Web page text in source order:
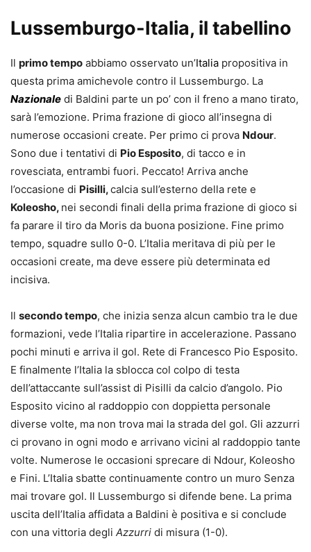
Lussemburgo-Italia, il tabellino
Il primo tempo abbiamo osservato un’Italia propositiva in
questa prima amichevole contro il Lussemburgo. La
Nazionale di Baldini parte un po’ con il freno a mano tirato,
sarà l’emozione. Prima frazione di gioco all’insegna di
numerose occasioni create. Per primo ci prova Ndour.
Sono due i tentativi di Pio Esposito, di tacco e in
rovesciata, entrambi fuori. Peccato! Arriva anche
l’occasione di Pisilli,calcia sull’esterno della rete e
Koleosho, nei secondi finali della prima frazione di gioco si
fa parare il tiro da Moris da buona posizione. Fine primo
tempo, squadre sullo 0-0. L’Italia meritava di più per le
occasioni create, ma deve essere più determinata ed
incisiva.
Il secondo tempo, che inizia senza alcun cambio tra le due
formazioni, vede l’Italia ripartire in accelerazione. Passano
pochi minuti e arriva il gol. Rete di Francesco Pio Esposito.
E finalmente l’Italia la sblocca col colpo di testa
dell’attaccante sull’assist di Pisilli da calcio d’angolo. Pio
Esposito vicino al raddoppio con doppietta personale
diverse volte, ma non trova mai la strada del gol. Gli azzurri
ci provano in ogni modo e arrivano vicini al raddoppio tante
volte. Numerose le occasioni sprecare di Ndour, Koleosho
e Fini. L’Italia sbatte continuamente contro un muro Senza
mai trovare gol. Il Lussemburgo si difende bene. La prima
uscita dell’Italia affidata a Baldini è positiva e si conclude
con una vittoria degli Azzurri di misura (1-0).